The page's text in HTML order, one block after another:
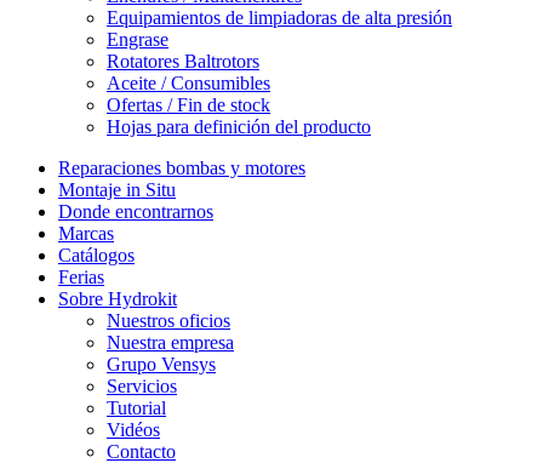
Equipamientos de limpiadoras de alta presión
Engrase
Rotatores Baltrotors
Aceite / Consumibles
Ofertas / Fin de stock
Hojas para definición del producto
Reparaciones bombas y motores
Montaje in Situ
Donde encontrarnos
Marcas
Catálogos
Ferias
Sobre Hydrokit
Nuestros oficios
Nuestra empresa
Grupo Vensys
Servicios
Tutorial
Vidéos
Contacto